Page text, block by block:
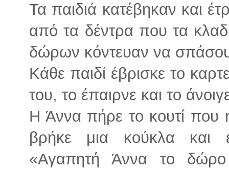
Τα παιδιά κατέβηκαν και
από τα δέντρα που τα
δώρων κόντευαν να
Κάθε παιδί έβρισκε το
του, το έπαιρνε και το
Η Άννα πήρε το κουτί που
βρήκε μια κούκλα και
«Αγαπητή Άννα το